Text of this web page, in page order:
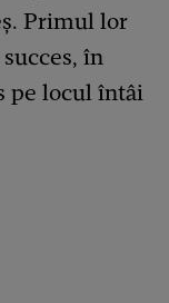
Primul lor
în
pe locul întâi